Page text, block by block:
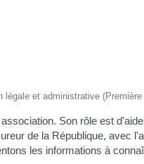
légale et administrative
Son rôle est
de la République, avec
les informations à